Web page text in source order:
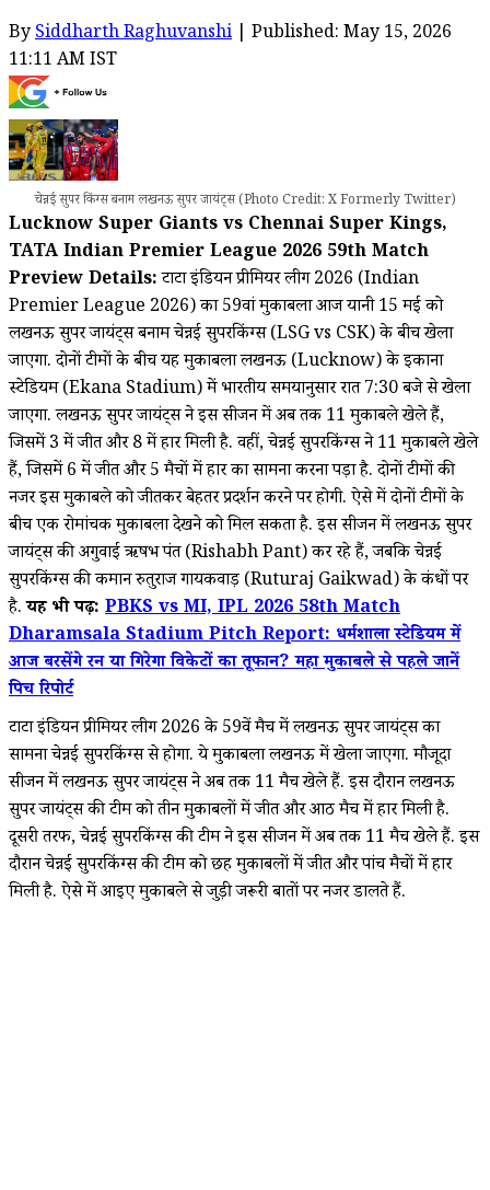
BySiddharth Raghuvanshi | Published: May 15, 2026
11:11 AM IST
चेन्नई सुपर किंग्स बनाम लखनऊ सुपर जायंट्स (Photo Credit: X Formerly Twitter)
Lucknow Super Giants vs Chennai Super Kings,
TATA Indian Premier League 2026 59th Match
Preview Details:टाटा इंडियन प्रीमियर लीग 2026 (Indian
Premier League 2026) का 59वां मुकाबला आज यानी 15 मई को
लखनऊ सुपर जायंट्स बनाम चेन्नई सुपरकिंग्स (LSG vs CSK) के बीच खेला
जाएगा. दोनों टीमों के बीच यह मुकाबला लखनऊ (Lucknow) के इकाना
स्टेडियम (Ekana Stadium) में भारतीय समयानुसार रात 7:30 बजे से खेला
जाएगा. लखनऊ सुपर जायंट्स ने इस सीजन में अब तक 11 मुकाबले खेले हैं,
जिसमें 3 में जीत और 8 में हार मिली है. वहीं, चेन्नई सुपरकिंग्स ने 11 मुकाबले खेले
हैं, जिसमें 6 में जीत और 5 मैचों में हार का सामना करना पड़ा है. दोनों टीमों की
नजर इस मुकाबले को जीतकर बेहतर प्रदर्शन करने पर होगी. ऐसे में दोनों टीमों के
बीच एक रोमांचक मुकाबला देखने को मिल सकता है. इस सीजन में लखनऊ सुपर
जायंट्स की अगुवाई ऋषभ पंत (Rishabh Pant) कर रहे हैं, जबकि चेन्नई
सुपरकिंग्स की कमान रुतुराज गायकवाड़ (Ruturaj Gaikwad) के कंधों पर
है.यह भी पढ़ें: PBKS vs MI, IPL 2026 58th Match
Dharamsala Stadium Pitch Report: धर्मशाला स्टेडियम में
आज बरसेंगे रन या गिरेगा विकेटों का तूफान? महा मुकाबले से पहले जानें
पिच रिपोर्ट
टाटा इंडियन प्रीमियर लीग 2026 के 59वें मैच में लखनऊ सुपर जायंट्स का
सामना चेन्नई सुपरकिंग्स से होगा. ये मुकाबला लखनऊ में खेला जाएगा. मौजूदा
सीजन में लखनऊ सुपर जायंट्स ने अब तक 11 मैच खेले हैं. इस दौरान लखनऊ
सुपर जायंट्स की टीम को तीन मुकाबलों में जीत और आठ मैच में हार मिली है.
दूसरी तरफ, चेन्नई सुपरकिंग्स की टीम ने इस सीजन में अब तक 11 मैच खेले हैं. इस
दौरान चेन्नई सुपरकिंग्स की टीम को छह मुकाबलों में जीत और पांच मैचों में हार
मिली है. ऐसे में आइए मुकाबले से जुड़ी जरूरी बातों पर नजर डालते हैं.